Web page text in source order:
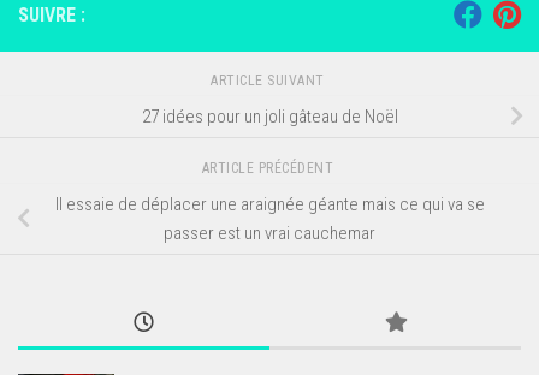
SUIVRE :
ARTICLE SUIVANT
27 idées pour un joli gâteau de Noël
ARTICLE PRÉCÉDENT
Il essaie de déplacer une araignée géante mais ce qui va se
passer est un vrai cauchemar